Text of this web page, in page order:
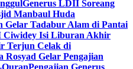
Generus LDII Soreang
Manbaul Huda
Gelar Tadabur Alam di Pantai
Ciwidey Isi Liburan Akhir
Terjun Celak di
Rosyad Gelar Pengajian
Pengajian Generus